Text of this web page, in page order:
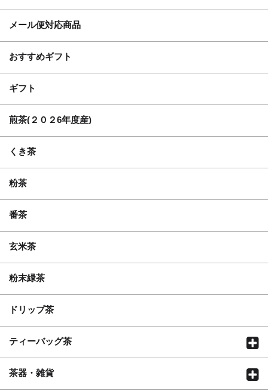
メール便対応商品
おすすめギフト
ギフト
煎茶(２０２6年度産)
くき茶
粉茶
番茶
玄米茶
粉末緑茶
ドリップ茶
ティーバッグ茶
茶器・雑貨